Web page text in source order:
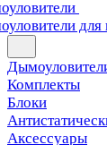
для
Комплекты
Блоки
Аксессуары